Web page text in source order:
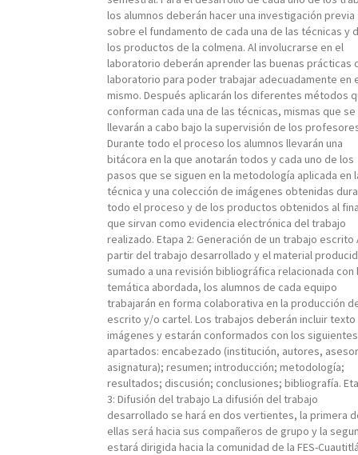
los alumnos deberán hacer una investigación previa
sobre el fundamento de cada una de las técnicas y
los productos de la colmena. Al involucrarse en el
laboratorio deberán aprender las buenas prácticas
laboratorio para poder trabajar adecuadamente en
mismo. Después aplicarán los diferentes métodos
conforman cada una de las técnicas, mismas que se
llevarán a cabo bajo la supervisión de los
Durante todo el proceso los alumnos llevarán una
bitácora en la que anotarán todos y cada uno de los
pasos que se siguen en la metodología aplicada en
técnica y una colección de imágenes obtenidas
todo el proceso y de los productos obtenidos al
que sirvan como evidencia electrónica del trabajo
realizado. Etapa 2: Generación de un trabajo escrito
partir del trabajo desarrollado y el material
sumado a una revisión bibliográfica relacionada con
temática abordada, los alumnos de cada equipo
trabajarán en forma colaborativa en la producción
escrito y/o cartel. Los trabajos deberán incluir texto
imágenes y estarán conformados con los siguientes
apartados: encabezado (institución, autores,
asignatura); resumen; introducción; metodología;
resultados; discusión; conclusiones; bibliografía.
3: Difusión del trabajo La difusión del trabajo
desarrollado se hará en dos vertientes, la primera
ellas será hacia sus compañeros de grupo y la
estará dirigida hacia la comunidad de la FES-